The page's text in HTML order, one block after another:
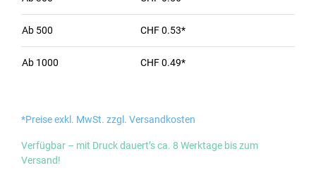
Ab 500 CHF 0.53*
Ab 1000 CHF 0.49*
*Preise exkl. MwSt. zzgl. Versandkosten
Verfügbar – mit Druck dauert’s ca. 8 Werktage bis zum
Versand!